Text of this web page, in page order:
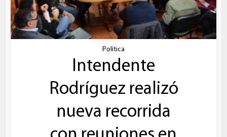
Política
Intendente
Rodríguez realizó
nueva recorrida